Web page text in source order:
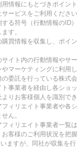
情報にもとづきポイン
ービスをご利用ください
る符号（行動情報のID
す。
買情報を収集し、ポイ
イト内の行動情報やサ
マーケティングに利用し
委託を行っている株式
ト事業者を経由し各ショ
りお客様個人を識別で
ィリエイト事業者や各
ん。
ィリエイト事業者一覧は
客様のご利用状況を把
ますが、同社が収集を